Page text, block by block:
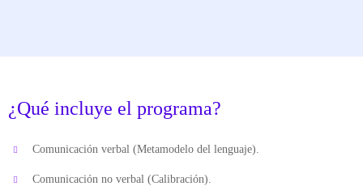
¿Qué incluye el programa?
Comunicación verbal (Metamodelo del lenguaje).
Comunicación no verbal (Calibración).